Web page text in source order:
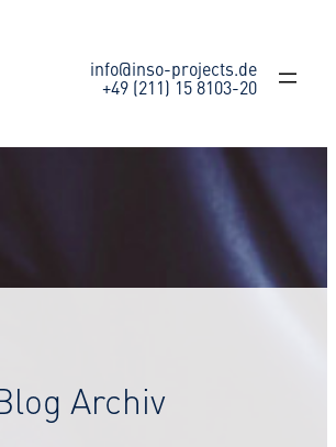
info@inso-projects.de
+49 (211) 15 8103-20
Archiv